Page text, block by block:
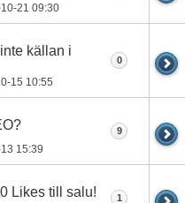
21 09:30
källan i
15 10:55
0
15:39
9
Likes till salu! 1